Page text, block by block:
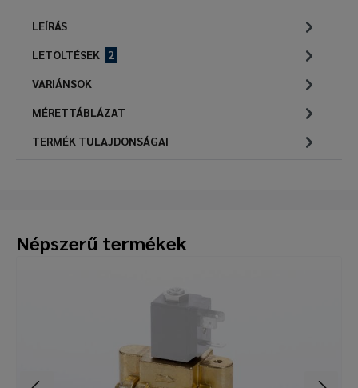
LEÍRÁS
LETÖLTÉSEK
2
VARIÁNSOK
MÉRETTÁBLÁZAT
TERMÉK TULAJDONSÁGAI
Népszerű termékek